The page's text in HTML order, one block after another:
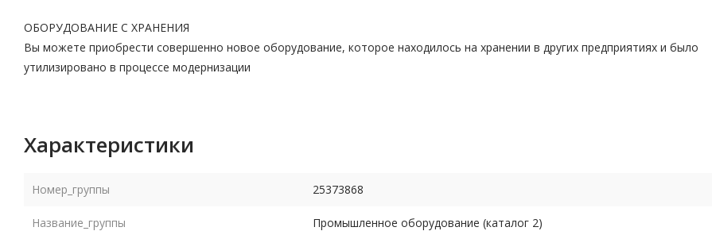
ОБОРУДОВАНИЕ С ХРАНЕНИЯ
Вы можете приобрести совершенно новое оборудование, которое находилось на хранении в других предприятиях и было
утилизировано в процессе модернизации
Характеристики
Номер_группы 25373868
Название_группы Промышленное оборудование (каталог 2)